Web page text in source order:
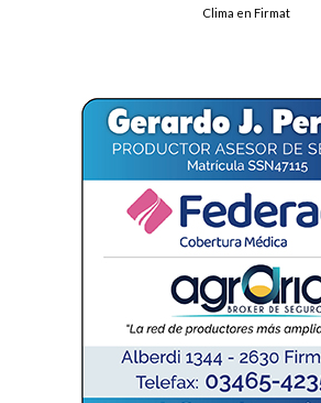
Clima en Firmat